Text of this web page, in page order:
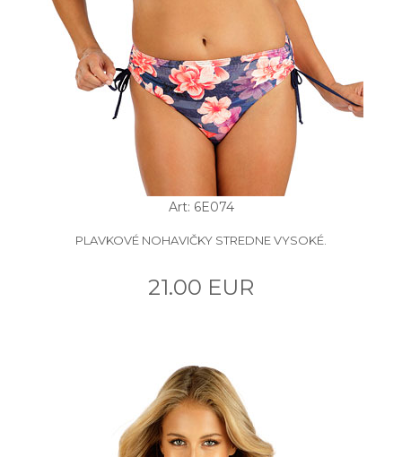
Art: 6E074
PLAVKOVÉ NOHAVIČKY STREDNE VYSOKÉ.
21.00 EUR